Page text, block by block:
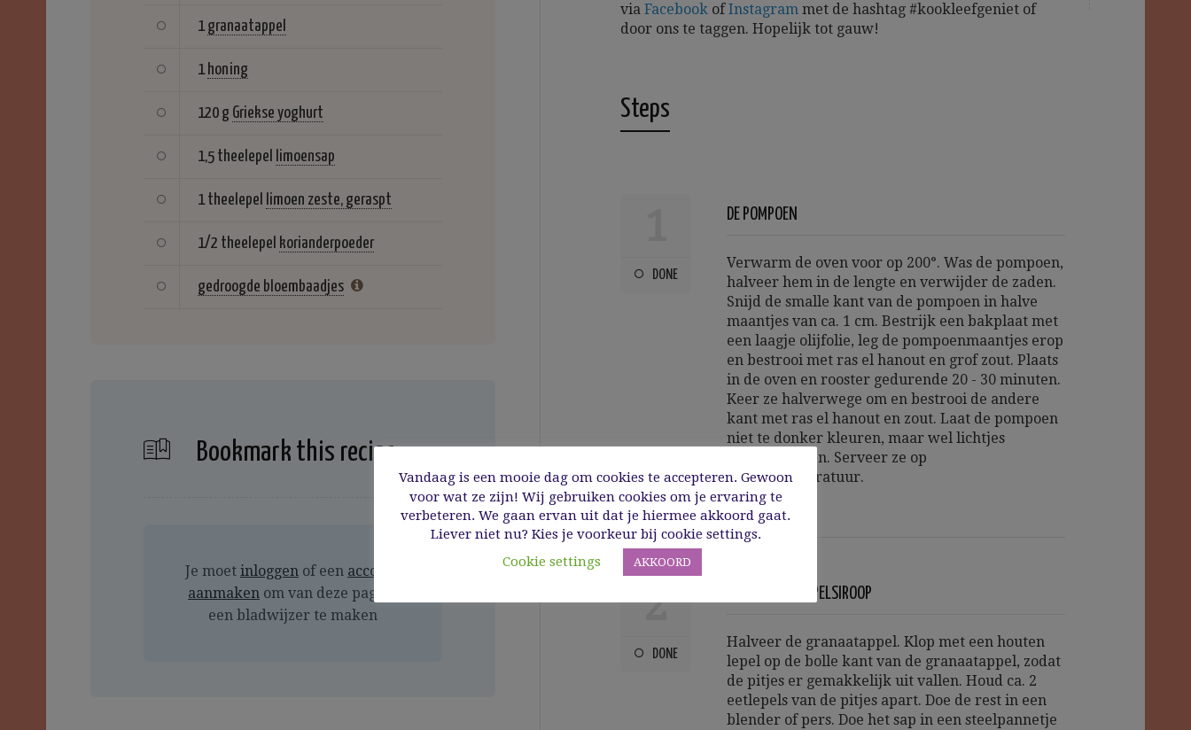
1 granaatappel
1 honing
120 g Griekse yoghurt
1,5 theelepel limoensap
1 theelepel limoen zeste, geraspt
1/2 theelepel korianderpoeder
gedroogde bloembaadjes
Bookmark this recipe
Je moet inloggen of een account
aanmaken om van deze pagina
een bladwijzer te maken
via Facebook ofInstagram met de hashtag #kookleefgeniet of
door ons te taggen. Hopelijk tot gauw!
Steps
DONE
DE POMPOEN
Verwarm de oven voor op 200°. Was de pompoen,
halveer hem in de lengte en verwijder de zaden.
Snijd de smalle kant van de pompoen in halve
maantjes van ca. 1 cm. Bestrijk een bakplaat met
een laagje olijfolie, leg de pompoenmaantjes erop
en bestrooi met ras el hanout en grof zout. Plaats
in de oven en rooster gedurende 20 - 30 minuten.
Keer ze halverwege om en bestrooi de andere
kant met ras el hanout en zout. Laat de pompoen
niet te donker kleuren, maar wel lichtjes
karameliseren. Serveer ze op
kamertemperatuur.
2
DONE
DE GRANAATAPPELSIROOP
Halveer de granaatappel. Klop met een houten
lepel op de bolle kant van de granaatappel, zodat
de pitjes er gemakkelijk uit vallen. Houd ca. 2
eetlepels van de pitjes apart. Doe de rest in een
blender of pers. Doe het sap in een steelpannetje
Vandaag is een mooie dag om cookies te accepteren. Gewoon
voor wat ze zijn! Wij gebruiken cookies om je ervaring te
verbeteren. We gaan ervan uit dat je hiermee akkoord gaat.
Liever niet nu? Kies je voorkeur bij cookie settings.
Cookie settings
AKKOORD